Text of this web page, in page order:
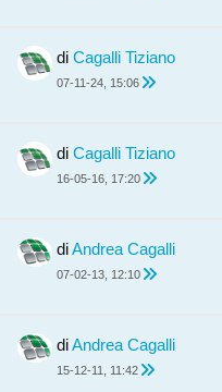
di Cagalli Tiziano
07-11-24, 15:06
di Cagalli Tiziano
16-05-16, 17:20
diAndrea Cagalli
07-02-13, 12:10
diAndrea Cagalli
15-12-11, 11:42